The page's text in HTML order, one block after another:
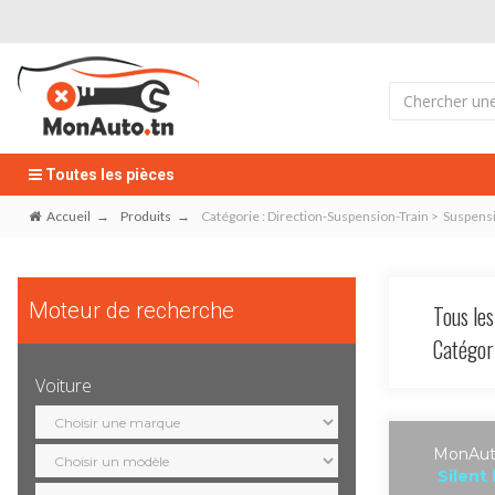
Toutes les pièces
Accueil Produits Catégorie : Direction-Suspension-Train >
Moteur de recherche
Voiture
Sélection
marque
Sélection
modèle
Sélection
Tous
Silent